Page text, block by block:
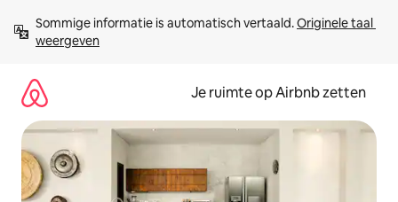
direct
naar
Sommige informatie is automatisch vertaald. Originele taal
weergeven
Je ruimte op Airbnb zetten